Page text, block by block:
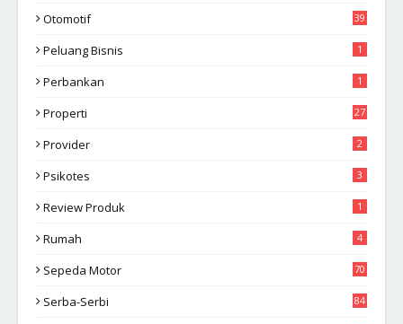
Otomotif 39
Peluang Bisnis 1
Perbankan 1
Properti 27
Provider 2
Psikotes 3
Review Produk 1
Rumah 4
Sepeda Motor 70
Serba-Serbi 84